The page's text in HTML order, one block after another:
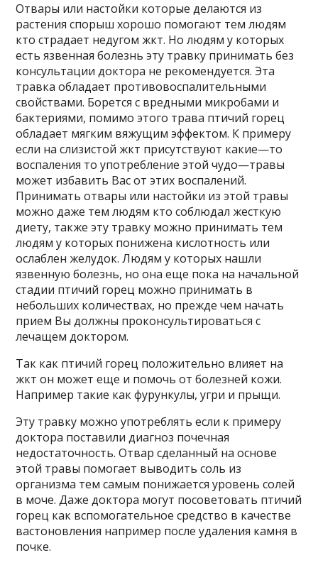
Отвары или настойки которые делаются из
растения спорыш хорошо помогают тем людям
кто страдает недугом жкт. Но людям у которых
есть язвенная болезнь эту травку принимать без
консультации доктора не рекомендуется. Эта
травка обладает противовоспалительными
свойствами. Борется с вредными микробами и
бактериями, помимо этого трава птичий горец
обладает мягким вяжущим эффектом. К примеру
если на слизистой жкт присутствуют какие—то
воспаления то употребление этой чудо—травы
может избавить Вас от этих воспалений.
Принимать отвары или настойки из этой травы
можно даже тем людям кто соблюдал жесткую
диету, также эту травку можно принимать тем
людям у которых понижена кислотность или
ослаблен желудок. Людям у которых нашли
язвенную болезнь, но она еще пока на начальной
стадии птичий горец можно принимать в
небольших количествах, но прежде чем начать
прием Вы должны проконсультироваться с
лечащем доктором.
Так как птичий горец положительно влияет на
жкт он может еще и помочь от болезней кожи.
Например такие как фурункулы, угри и прыщи.
Эту травку можно употреблять если к примеру
доктора поставили диагноз почечная
недостаточность. Отвар сделанный на основе
этой травы помогает выводить соль из
организма тем самым понижается уровень солей
в моче. Даже доктора могут посоветовать птичий
горец как вспомогательное средство в качестве
вастоновления например после удаления камня в
почке.